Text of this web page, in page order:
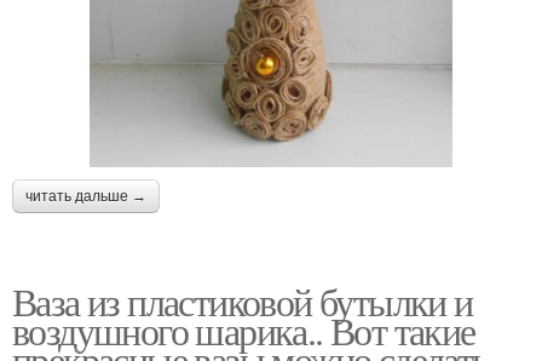
читать дальше →
Ваза из пластиковой бутылки и
воздушного шарика.. Вот такие